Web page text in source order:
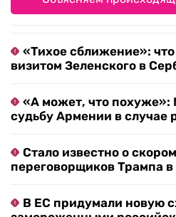
«Тихое сближение»:
визитом Зеленского в
«А может, что похуже»:
судьбу Армении в случае
Стало известно о
переговорщиков Трампа
В ЕС придумали новую